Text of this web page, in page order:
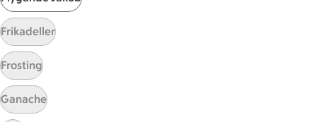
Sidfot
Få snabbt svar
Frikadeller
Frosting
Ganache